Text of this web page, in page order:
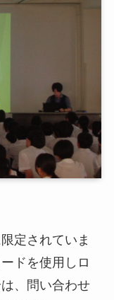
定されていま
ドを使用しロ
、問い合わせ